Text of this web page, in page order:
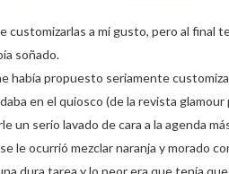
customizarlas a mi gusto, pero al
soñado.
había propuesto seriamente
en el quiosco (de la revista
un serio lavado de cara a la agenda
le ocurrió mezclar naranja y morado
dura tarea y lo peor era que tenía